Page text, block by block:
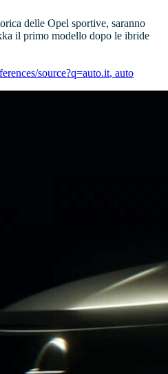
delle Opel sportive, saranno
il primo modello dopo le ibride
source?q=auto.it, auto